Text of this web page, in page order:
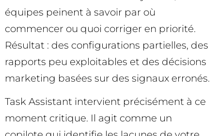
équipes peinent à savoir par où
commencer ou quoi corriger en priorité.
Résultat : des configurations partielles, des
rapports peu exploitables et des décisions
marketing basées sur des signaux erronés.
Task Assistant intervient précisément à ce
moment critique. Il agit comme un